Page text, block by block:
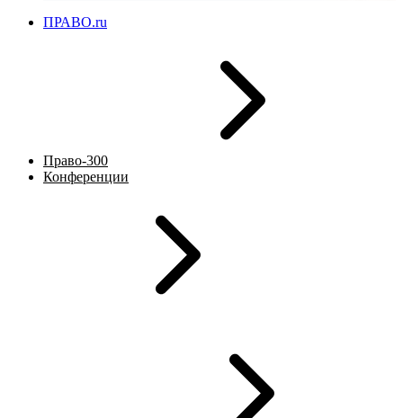
ПРАВО.ru
Право-300
Конференции